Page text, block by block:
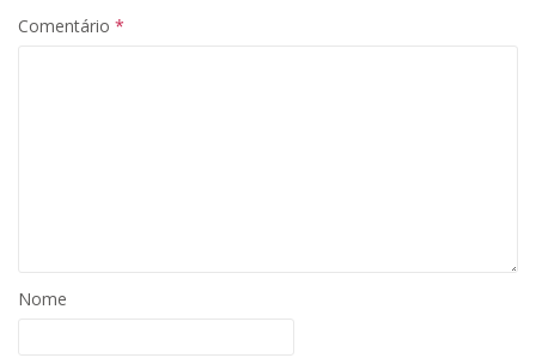
Comentário *
Nome